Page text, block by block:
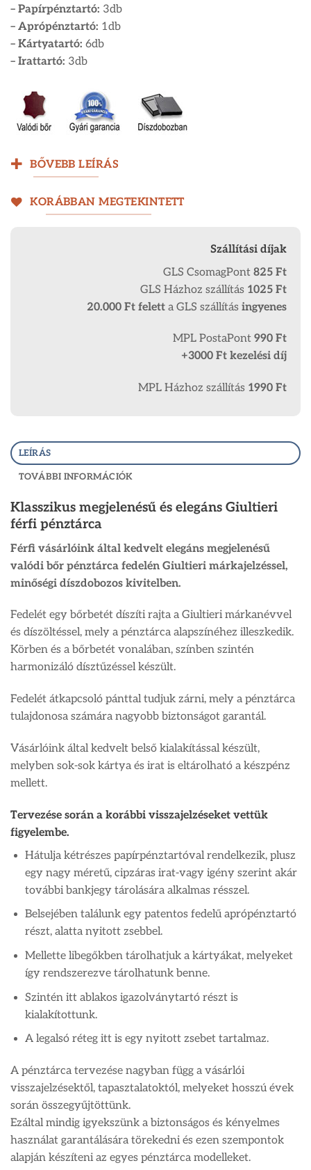
– Papírpénztartó: 3db
– Aprópénztartó: 1db
– Kártyatartó: 6db
– Irattartó: 3db
BŐVEBB LEÍRÁS
KORÁBBAN MEGTEKINTETT
Szállítási díjak
GLS CsomagPont 825 Ft
GLS Házhoz szállítás 1025 Ft
20.000 Ft felett a GLS szállítás ingyenes
MPL PostaPont 990 Ft
+3000 Ft kezelési díj
MPL Házhoz szállítás 1990 Ft
LEÍRÁS
TOVÁBBI INFORMÁCIÓK
Klasszikus megjelenésű és elegáns Giultieri
férfi pénztárca
Férfi vásárlóink által kedvelt elegáns megjelenésű
valódi bőr pénztárca fedelén Giultieri márkajelzéssel,
minőségi díszdobozos kivitelben.
Fedelét egy bőrbetét díszíti rajta a Giultieri márkanévvel
és díszöltéssel, mely a pénztárca alapszínéhez illeszkedik.
Körben és a bőrbetét vonalában, színben szintén
harmonizáló dísztűzéssel készült.
Fedelét átkapcsoló pánttal tudjuk zárni, mely a pénztárca
tulajdonosa számára nagyobb biztonságot garantál.
Vásárlóink által kedvelt belső kialakítással készült,
melyben sok-sok kártya és irat is eltárolható a készpénz
mellett.
Tervezése során a korábbi visszajelzéseket vettük
figyelembe.
Hátulja kétrészes papírpénztartóval rendelkezik, plusz
egy nagy méretű, cipzáras irat-vagy igény szerint akár
további bankjegy tárolására alkalmas résszel.
Belsejében találunk egy patentos fedelű aprópénztartó
részt, alatta nyitott zsebbel.
Mellette libegőkben tárolhatjuk a kártyákat, melyeket
így rendszerezve tárolhatunk benne.
Szintén itt ablakos igazolványtartó részt is
kialakítottunk.
A legalsó réteg itt is egy nyitott zsebet tartalmaz.
A pénztárca tervezése nagyban függ a vásárlói
visszajelzésektől, tapasztalatoktól, melyeket hosszú évek
során összegyűjtöttünk.
Ezáltal mindig igyekszünk a biztonságos és kényelmes
használat garantálására törekedni és ezen szempontok
alapján készíteni az egyes pénztárca modelleket.